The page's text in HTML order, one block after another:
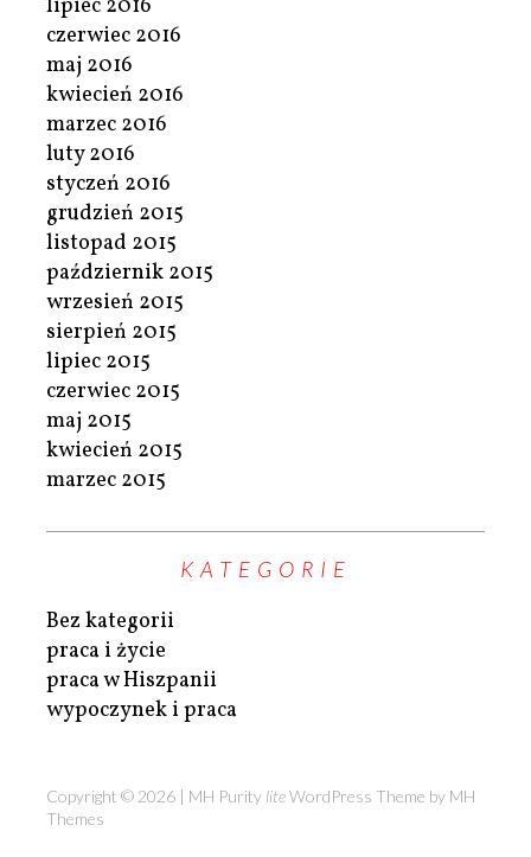
lipiec 2016
czerwiec 2016
maj 2016
kwiecień 2016
marzec 2016
luty 2016
styczeń 2016
grudzień 2015
listopad 2015
październik 2015
wrzesień 2015
sierpień 2015
lipiec 2015
czerwiec 2015
maj 2015
kwiecień 2015
marzec 2015
KATEGORIE
Bez kategorii
praca i życie
praca w Hiszpanii
wypoczynek i praca
Copyright © 2026 | MH Purity liteWordPress Theme by MH
Themes